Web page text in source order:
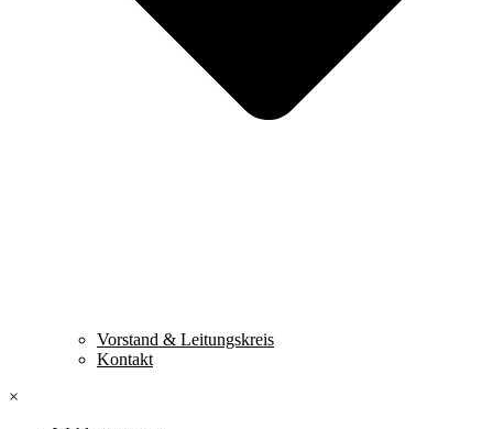
Vorstand & Leitungskreis
Kontakt
×